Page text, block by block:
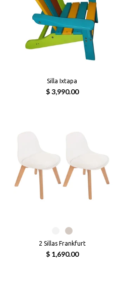
Silla Ixtapa
$ 3,990.00
2 Sillas Frankfurt
$ 1,690.00